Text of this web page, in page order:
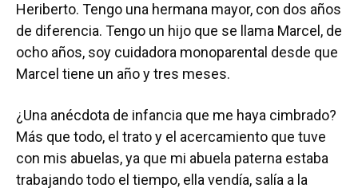
Heriberto. Tengo una hermana mayor, con dos años
de diferencia. Tengo un hijo que se llama Marcel, de
ocho años, soy cuidadora monoparental desde que
Marcel tiene un año y tres meses.
¿Una anécdota de infancia que me haya cimbrado?
Más que todo, el trato y el acercamiento que tuve
con mis abuelas, ya que mi abuela paterna estaba
trabajando todo el tiempo, ella vendía, salía a la